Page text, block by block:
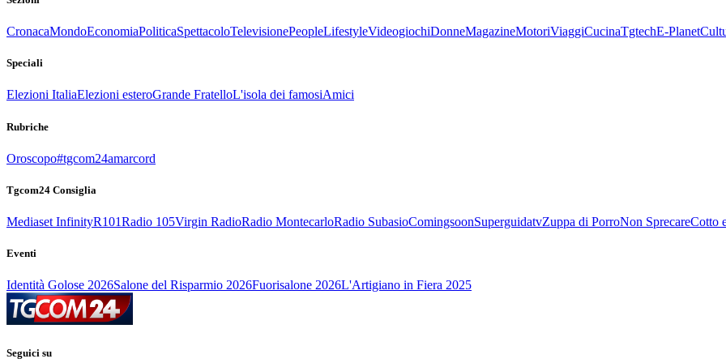
CronacaMondoEconomiaPoliticaSpettacoloTelevisionePeopleLifestyleVideogiochiDonneMagazineMotoriViaggiCucinaTgtechE-Planet
Speciali
Elezioni ItaliaElezioni esteroGrande FratelloL'isola dei famosiAmici
Rubriche
Oroscopo#tgcom24amarcord
Tgcom24 Consiglia
Mediaset InfinityR101Radio 105Virgin RadioRadio MontecarloRadio SubasioComingsoonSuperguidatvZuppa di PorroNon SprecareCotto
Eventi
Identità Golose 2026Salone del Risparmio 2026Fuorisalone 2026L'Artigiano in Fiera 2025
Seguici su